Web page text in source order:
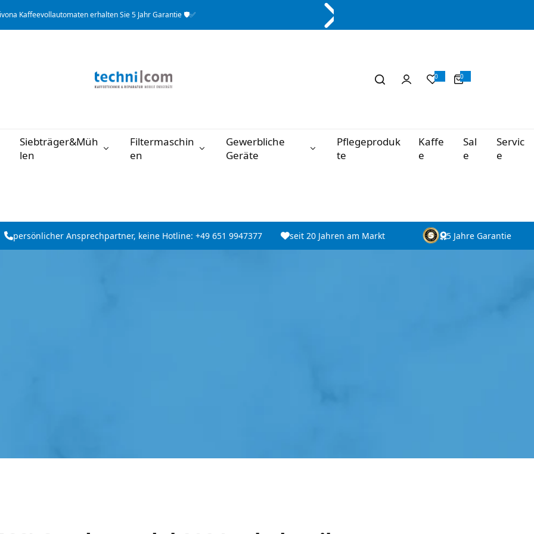
mit DHL ✔️📦
0 0
0
A
Siebträger&Müh
len
Filtermaschin
en
Gewerbliche
Geräte
Pflegeproduk
te
Kaffe
e
Sal
e
Servic
e
persönlicher Ansprechpartner, keine Hotline: +49 651 9947377 seit 20 Jahren am Markt 5 Jahre Garantie